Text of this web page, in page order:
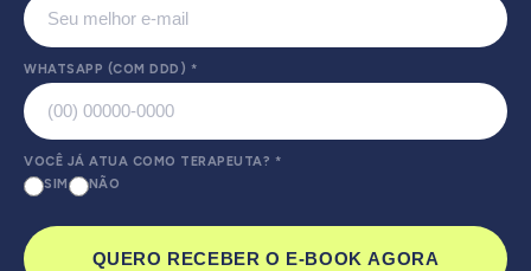
WHATSAPP (COM DDD) *
VOCÊ JÁ ATUA COMO TERAPEUTA? *
SIM
NÃO
QUERO RECEBER O E-BOOK AGORA